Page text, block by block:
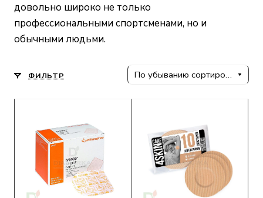
довольно широко не только
профессиональными спортсменами, но и
обычными людьми.
ФИЛЬТР По убыванию сортировки